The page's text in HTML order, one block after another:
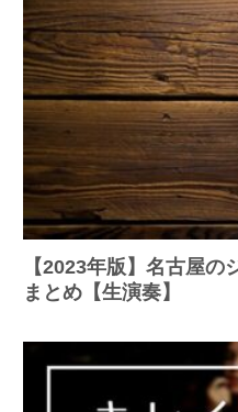
【2023年版】名古屋
まとめ【生演奏】